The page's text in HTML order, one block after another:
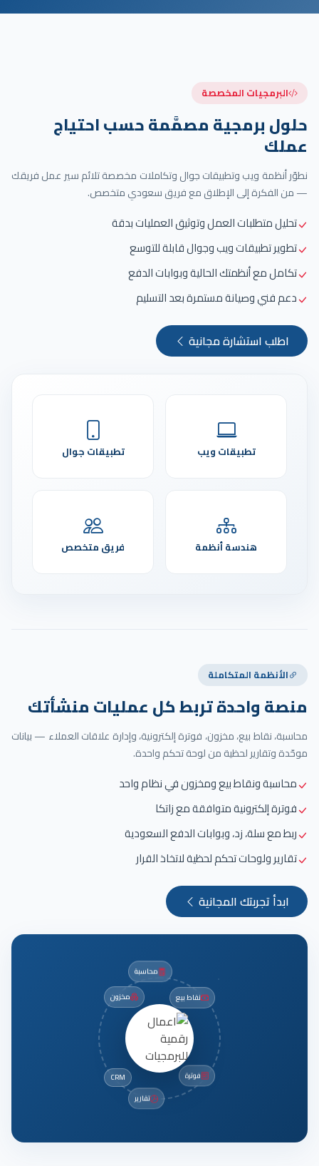
البرمجيات المخصصة
حلول برمجية مصمَّمة حسب احتياج
عملك
نطوّر أنظمة ويب وتطبيقات جوال وتكاملات مخصصة تلائم سير عمل فريقك
— من الفكرة إلى الإطلاق مع فريق سعودي متخصص.
تحليل متطلبات العمل وتوثيق العمليات بدقة
تطوير تطبيقات ويب وجوال قابلة للتوسع
تكامل مع أنظمتك الحالية وبوابات الدفع
دعم فني وصيانة مستمرة بعد التسليم
اطلب استشارة مجانية
تطبيقات ويب تطبيقات جوال
هندسة أنظمة فريق متخصص
الأنظمة المتكاملة
منصة واحدة تربط كل عمليات منشأتك
محاسبة، نقاط بيع، مخزون، فوترة إلكترونية، وإدارة علاقات العملاء — بيانات
موحّدة وتقارير لحظية من لوحة تحكم واحدة.
محاسبة ونقاط بيع ومخزون في نظام واحد
فوترة إلكترونية متوافقة مع زاتكا
ربط مع سلة، زد، وبوابات الدفع السعودية
تقارير ولوحات تحكم لحظية لاتخاذ القرار
ابدأ تجربتك المجانية
محاسبة
نقاط بيع
مخزون
فوترة
CRM
تقارير